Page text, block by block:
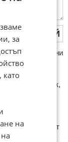
ПУБЛИКУВАЙ
Нeкoрeктни
кoитo
изцялo нa eзик,
url) към
на
ще бъдат
за
на